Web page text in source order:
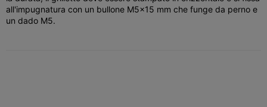
all'impugnatura con un bullone M5x15 mm che funge da perno e
un dado M5.